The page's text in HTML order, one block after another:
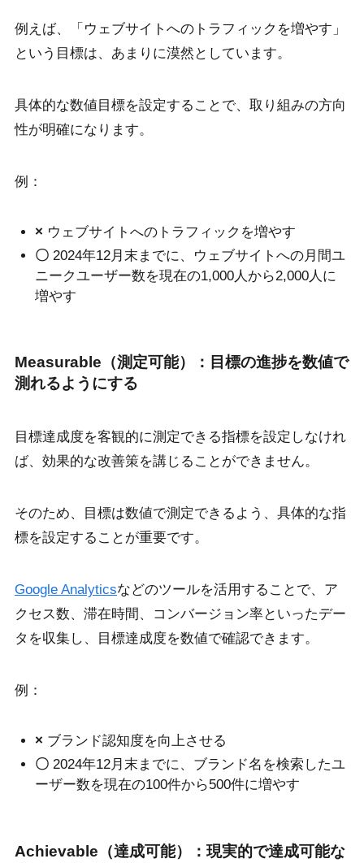
例えば、「ウェブサイトへのトラフィックを増やす」
という目標は、あまりに漠然としています。
具体的な数値目標を設定することで、取り組みの方向
性が明確になります。
例：
× ウェブサイトへのトラフィックを増やす
〇 2024年12月末までに、ウェブサイトへの月間ユ
ニークユーザー数を現在の1,000人から2,000人に
増やす
Measurable（測定可能）：目標の進捗を数値で
測れるようにする
目標達成度を客観的に測定できる指標を設定しなけれ
ば、効果的な改善策を講じることができません。
そのため、目標は数値で測定できるよう、具体的な指
標を設定することが重要です。
Google Analyticsなどのツールを活用することで、ア
クセス数、滞在時間、コンバージョン率といったデー
タを収集し、目標達成度を数値で確認できます。
例：
× ブランド認知度を向上させる
〇 2024年12月末までに、ブランド名を検索したユ
ーザー数を現在の100件から500件に増やす
Achievable（達成可能）：現実的で達成可能な